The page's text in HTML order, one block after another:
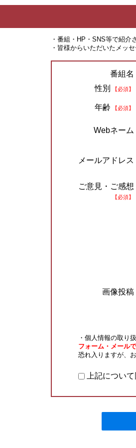
・番組・HP・SNS等で紹介
・皆様からいただいたメッ
番組名
性別
【必須】
年齢 【必須】
Webネーム
メールアドレス
ご意見・ご感想
【必須】
画像投稿
・個人情報の取り
フォーム・メール
恐れ入りますが、
上記につい